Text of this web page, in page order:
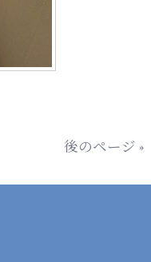
後のページ »